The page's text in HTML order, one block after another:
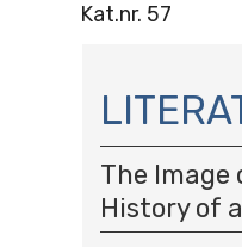
Kat.nr. 57
A
V
I
G
A
T
The
History of